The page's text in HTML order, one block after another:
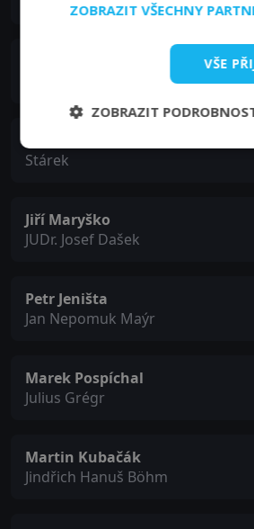
František Ladislav Rieger
Stárek
Jiří Maryško
JUDr. Josef Dašek
Petr Jeništa
Jan Nepomuk Maýr
Marek Pospíchal
Julius Grégr
Martin Kubačák
Jindřich Hanuš Böhm
ZOBRAZIT VŠECHNY
VŠE
ZOBRAZIT